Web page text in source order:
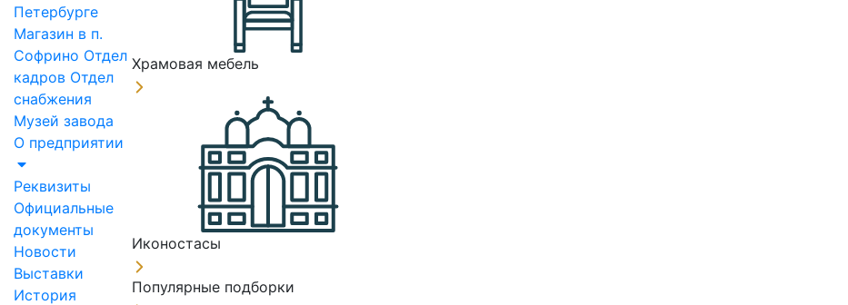
Петербурге
Магазин в п.
Софрино Отдел
кадров Отдел
снабжения
Музей завода
О предприятии
Реквизиты
Официальные
документы
Новости
Выставки
История
Храмовая мебель
Иконостасы
Популярные подборки